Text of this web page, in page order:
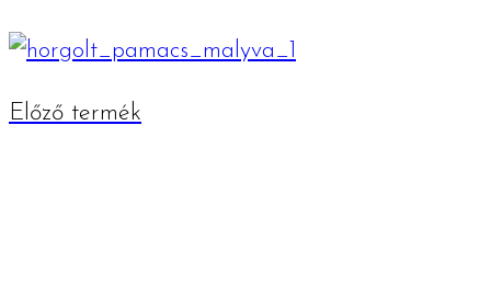
Előző termék